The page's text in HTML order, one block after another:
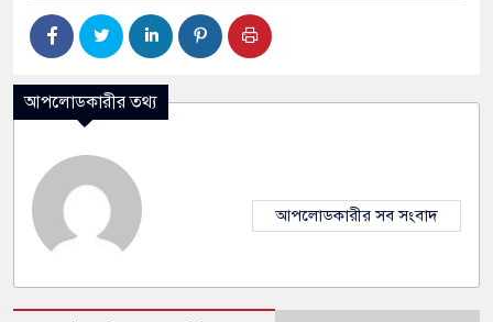
আপলোডকারীর তথ্য
আপলোডকারীর সব সংবাদ